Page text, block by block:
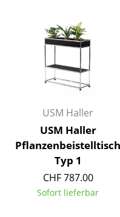
Servierwagen
Einzelteile
... alle Tische
Regale & Schränke
Bücherregale
Wandregale
Sideboards &
USM Haller
USM Haller
Pflanzenbeistelltisch
Typ 1
CHF 787.00
Sofort lieferbar